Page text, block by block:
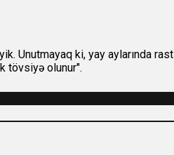
Unutmayaq ki, yay aylarında
tövsiyə olunur".